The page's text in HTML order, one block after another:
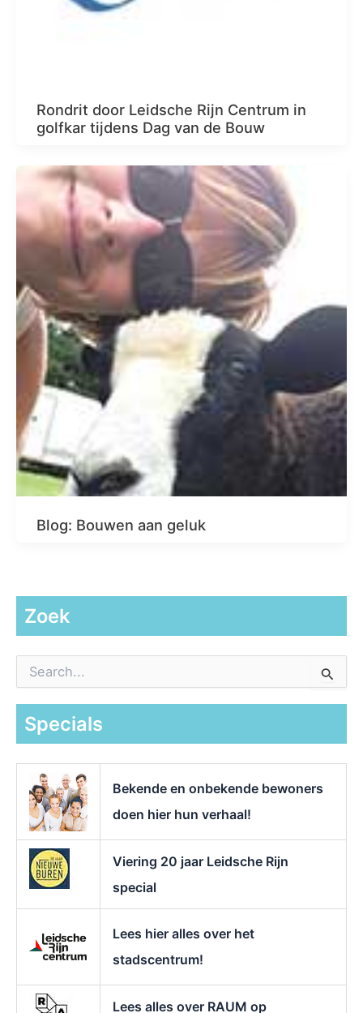
Rondrit door Leidsche Rijn Centrum in
golfkar tijdens Dag van de Bouw
Blog: Bouwen aan geluk
Zoek
a
Specials
Bekende en onbekende bewoners
doen hier hun verhaal!
Viering 20 jaar Leidsche Rijn
special
Lees hier alles over het
stadscentrum!
Lees alles over RAUM op